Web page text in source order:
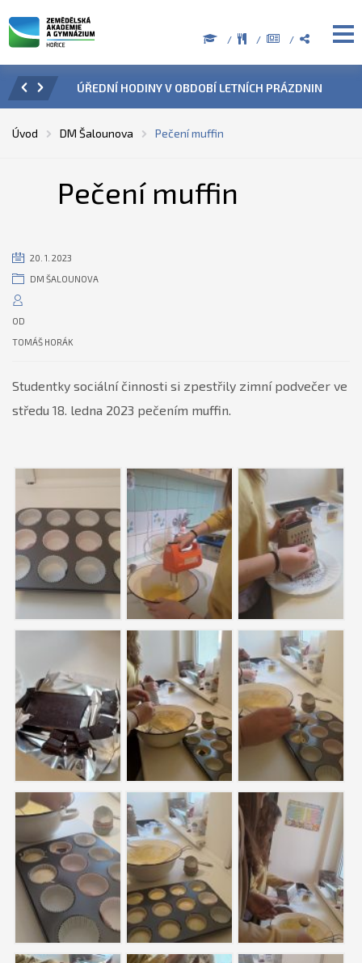
ÚŘEDNÍ HODINY V OBDOBÍ LETNÍCH PRÁZDNIN
Úvod DM Šalounova Pečení muffin
Pečení muffin
20. 1. 2023
DM ŠALOUNOVA
OD
TOMÁŠ HORÁK
Studentky sociální činnosti si zpestřily zimní podvečer ve
středu 18. ledna 2023 pečením muffin.